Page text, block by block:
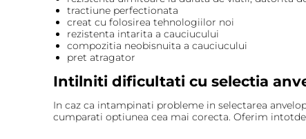
tractiune perfectionata
creat cu folosirea tehnologiilor noi
rezistenta intarita a cauciucului
compozitia neobisnuita a cauciucului
pret atragator
Intilniti dificultati cu selectia
In caz ca intampinati probleme in selectarea
cumparati optiunea cea mai corecta. Oferim